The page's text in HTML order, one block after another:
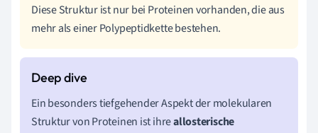
Diese Struktur ist nur bei Proteinen vorhanden, die aus
mehr als einer Polypeptidkette bestehen.
Ein besonders tiefgehender Aspekt der molekularen
Struktur von Proteinen ist ihreallosterische